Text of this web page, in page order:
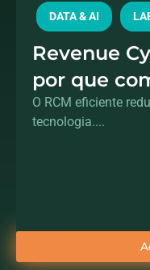
DATA & AI
Revenue
por que
financeiro
O RCM eficiente
tecnologia....